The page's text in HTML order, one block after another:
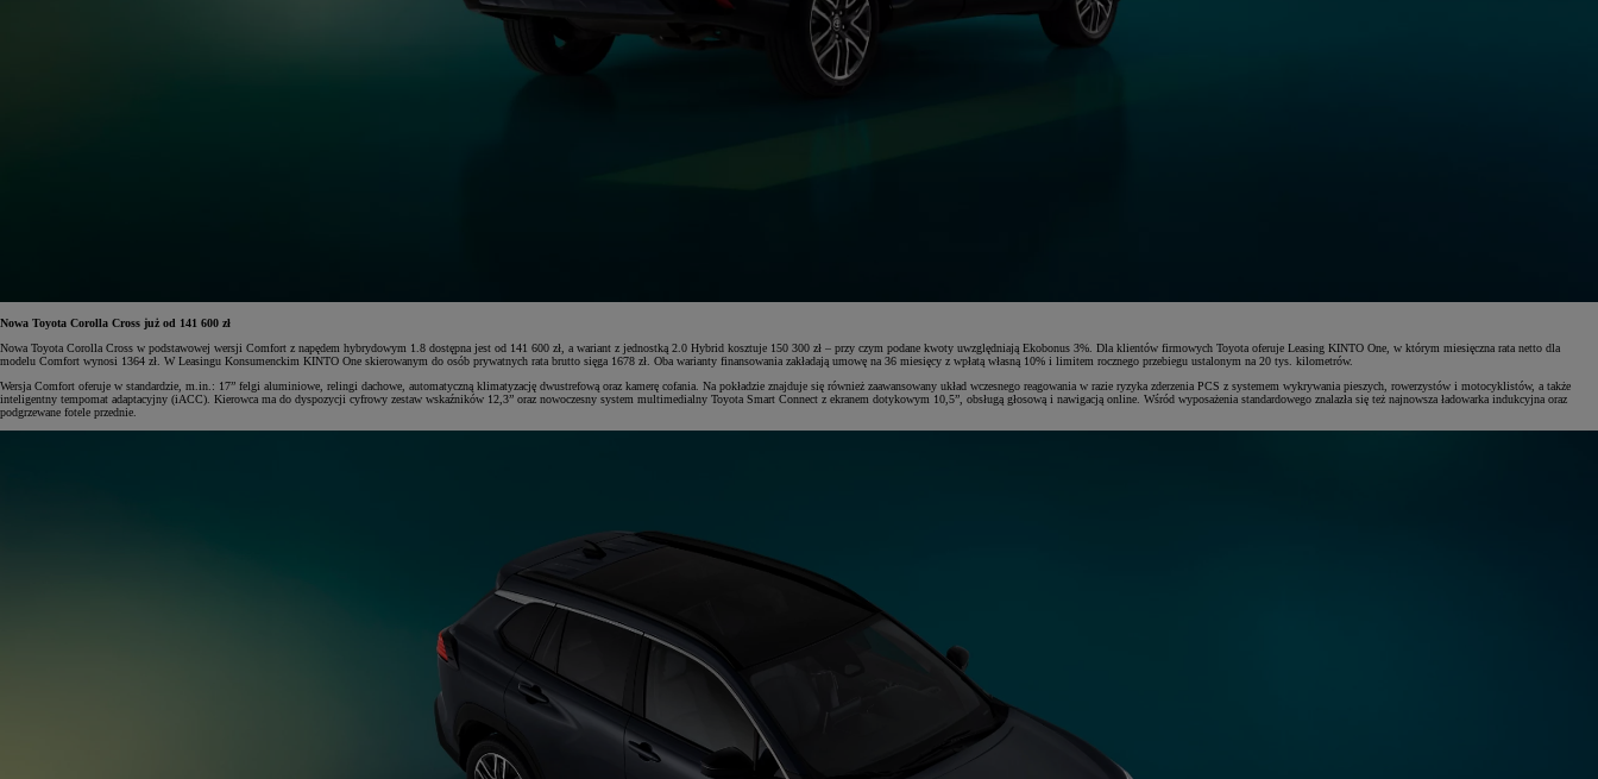
Nowa Toyota Corolla Cross już od 141 600 zł
Nowa Toyota Corolla Cross w podstawowej wersji Comfort z napędem hybrydowym 1.8 dostępna jest od 141 600 zł, a wariant z jednostką 2.0 Hybrid kosztuje 150 300 zł – przy czym podane kwoty uwzględniają Ekobonus 3%. Dla klientów firmowych Toyota oferuje Leasing KINTO One, w którym miesięczna rata netto dla
modelu Comfort wynosi 1364 zł. W Leasingu Konsumenckim KINTO One skierowanym do osób prywatnych rata brutto sięga 1678 zł. Oba warianty finansowania zakładają umowę na 36 miesięcy z wpłatą własną 10% i limitem rocznego przebiegu ustalonym na 20 tys. kilometrów.
Wersja Comfort oferuje w standardzie, m.in.: 17” felgi aluminiowe, relingi dachowe, automatyczną klimatyzację dwustrefową oraz kamerę cofania. Na pokładzie znajduje się również zaawansowany układ wczesnego reagowania w razie ryzyka zderzenia PCS z systemem wykrywania pieszych, rowerzystów i motocyklistów, a także
inteligentny tempomat adaptacyjny (iACC). Kierowca ma do dyspozycji cyfrowy zestaw wskaźników 12,3” oraz nowoczesny system multimedialny Toyota Smart Connect z ekranem dotykowym 10,5”, obsługą głosową i nawigacją online. Wśród wyposażenia standardowego znalazła się też najnowsza ładowarka indukcyjna oraz
podgrzewane fotele przednie.